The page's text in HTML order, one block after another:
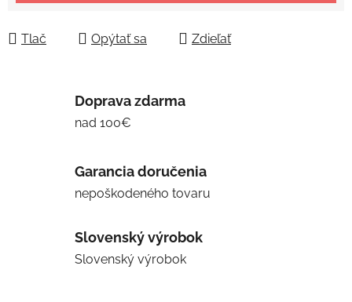
Tlač Opýtať sa Zdieľať
Doprava zdarma
nad 100€
Garancia doručenia
nepoškodeného tovaru
Slovenský výrobok
Slovenský výrobok